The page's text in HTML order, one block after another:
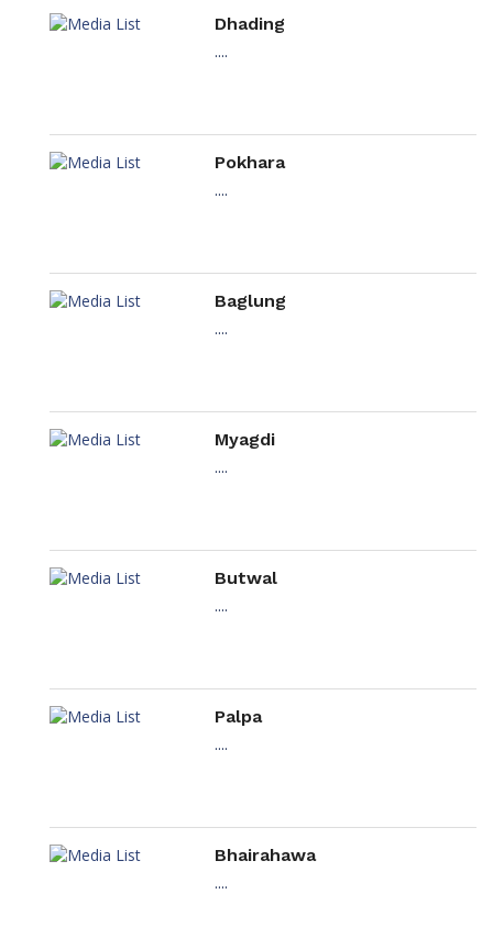
Dhading
....
Pokhara
....
Baglung
....
Myagdi
....
Butwal
....
Palpa
....
Bhairahawa
....